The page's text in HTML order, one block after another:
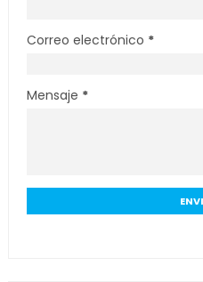
Correo electrónico *
Mensaje *